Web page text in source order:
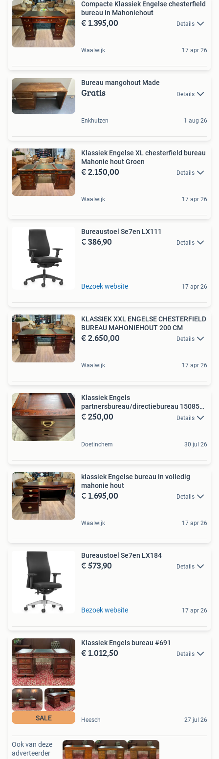
Compacte Klassiek Engelse chesterfield
bureau in Mahoniehout
€ 1.395,00 Details
Waalwijk 17 apr 26
Bureau mangohout Made
Gratis Details
Enkhuizen 1 aug 26
Klassiek Engelse XL chesterfield bureau
Mahonie hout Groen
€ 2.150,00 Details
Waalwijk 17 apr 26
Bureaustoel Se7en LX111
€ 386,90 Details
Bezoek website 17 apr 26
KLASSIEK XXL ENGELSE CHESTERFIELD
BUREAU MAHONIEHOUT 200 CM
€ 2.650,00 Details
Waalwijk 17 apr 26
Klassiek Engels
partnersbureau/directiebureau 1508580
cm
€ 250,00 Details
Doetinchem 30 jul 26
klassiek Engelse bureau in volledig
mahonie hout
€ 1.695,00 Details
Waalwijk 17 apr 26
Bureaustoel Se7en LX184
€ 573,90 Details
Bezoek website 17 apr 26
SALE
Klassiek Engels bureau #691
€ 1.012,50 Details
Heesch 27 jul 26
Ook van deze
adverteerder